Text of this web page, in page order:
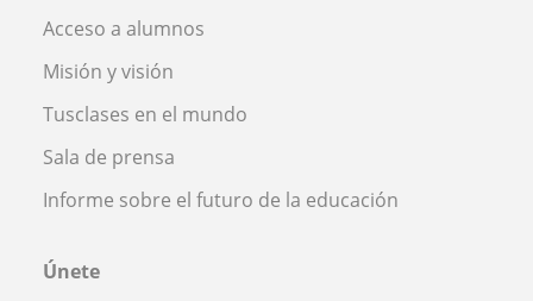
Acceso a alumnos
Misión y visión
Tusclases en el mundo
Sala de prensa
Informe sobre el futuro de la educación
Únete